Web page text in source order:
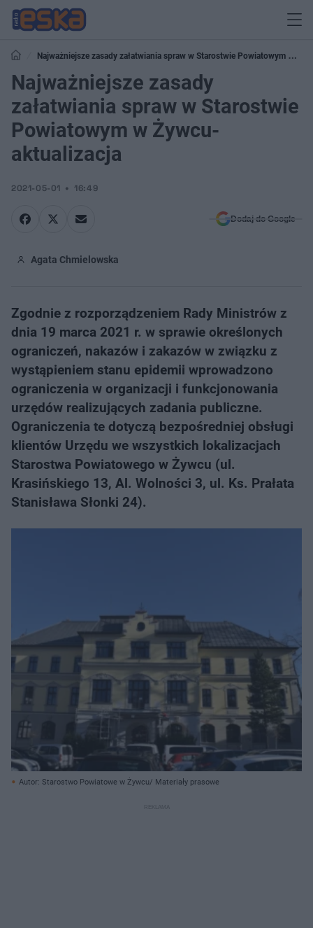
Najważniejsze zasady załatwiania spraw w Starostwie Powiatowym w
Żywcu- aktualizacja
Najważniejsze zasady
załatwiania spraw w Starostwie
Powiatowym w Żywcu-
aktualizacja
2021-05-01 16:49
Dodaj do Google
Agata Chmielowska
Zgodnie z rozporządzeniem Rady Ministrów z
dnia 19 marca 2021 r. w sprawie określonych
ograniczeń, nakazów i zakazów w związku z
wystąpieniem stanu epidemii wprowadzono
ograniczenia w organizacji i funkcjonowania
urzędów realizujących zadania publiczne.
Ograniczenia te dotyczą bezpośredniej obsługi
klientów Urzędu we wszystkich lokalizacjach
Starostwa Powiatowego w Żywcu (ul.
Krasińskiego 13, Al. Wolności 3, ul. Ks. Prałata
Stanisława Słonki 24).
Autor: Starostwo Powiatowe w Żywcu/ Materiały prasowe